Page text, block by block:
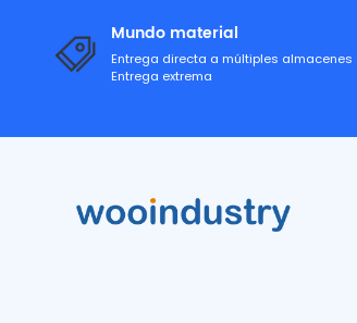
Mundo material
Entrega directa a múltiples almacenes
Entrega extrema